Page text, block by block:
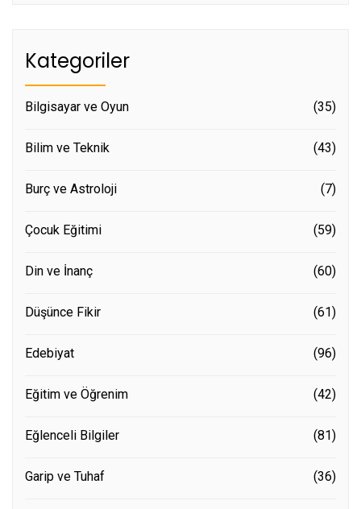
Kategoriler
Bilgisayar ve Oyun (35)
Bilim ve Teknik (43)
Burç ve Astroloji (7)
Çocuk Eğitimi (59)
Din ve İnanç (60)
Düşünce Fikir (61)
Edebiyat (96)
Eğitim ve Öğrenim (42)
Eğlenceli Bilgiler (81)
Garip ve Tuhaf (36)